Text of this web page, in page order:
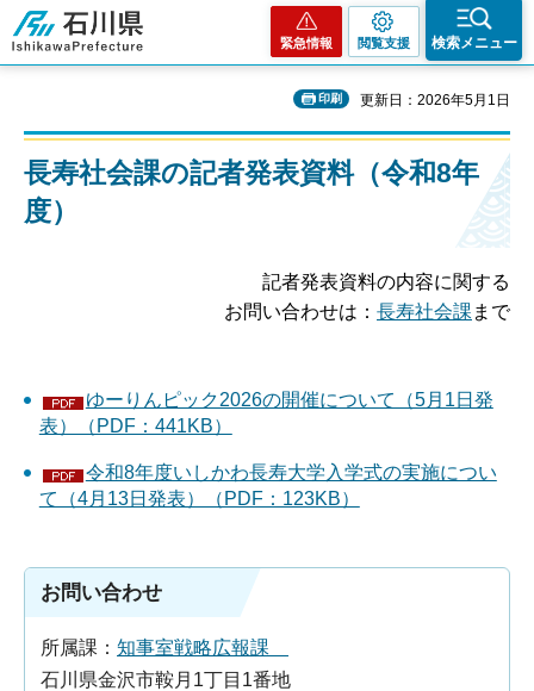
石川県
緊急情報 閲覧支援 検索メニュー
印刷 更新日：2026年5月1日
長寿社会課の記者発表資料（令和8年
度）
記者発表資料の内容に関する
お問い合わせは： 長寿社会課 まで
ゆーりんピック2026の開催について（5月1日発
表）（PDF：441KB）
令和8年度いしかわ長寿大学入学式の実施につい
て（4月13日発表）（PDF：123KB）
お問い合わせ
所属課： 知事室戦略広報課
石川県金沢市鞍月1丁目1番地